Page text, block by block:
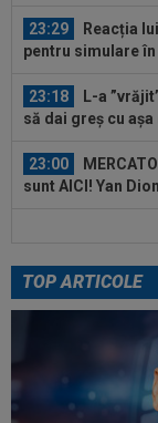
23:29
Reacția
pentru simulare
23:18
L-a
să dai greș cu așa
23:00
sunt AICI! Yan
23:58 VIDEO
Rapid: ”Mamă,
”Păcat!”
Alexi Pitu, după
TOP ARTICOLE